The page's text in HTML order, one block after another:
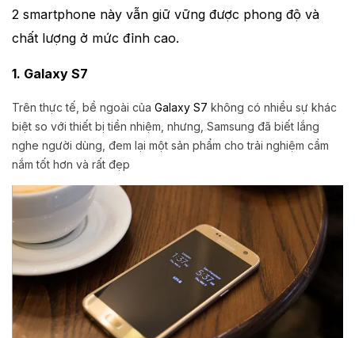
2 smartphone này vẫn giữ vững được phong độ và
chất lượng ở mức đỉnh cao.
1. Galaxy S7
Trên thực tế, bề ngoài của Galaxy S7 không có nhiều sự khác
biệt so với thiết bị tiền nhiệm, nhưng, Samsung đã biết lắng
nghe người dùng, đem lại một sản phẩm cho trải nghiệm cầm
nắm tốt hơn và rất đẹp